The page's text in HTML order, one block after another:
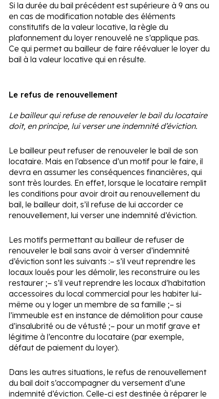
Si la durée du bail précédent est supérieure à 9 ans ou
en cas de modification notable des éléments
constitutifs de la valeur locative, la règle du
plafonnement du loyer renouvelé ne s’applique pas.
Ce qui permet au bailleur de faire réévaluer le loyer du
bail à la valeur locative qui en résulte.
Le refus de renouvellement
Le bailleur qui refuse de renouveler le bail du locataire
doit, en principe, lui verser une indemnité d’éviction.
Le bailleur peut refuser de renouveler le bail de son
locataire. Mais en l’absence d’un motif pour le faire, il
devra en assumer les conséquences financières, qui
sont très lourdes. En effet, lorsque le locataire remplit
les conditions pour avoir droit au renouvellement du
bail, le bailleur doit, s’il refuse de lui accorder ce
renouvellement, lui verser une indemnité d’éviction.
Les motifs permettant au bailleur de refuser de
renouveler le bail sans avoir à verser d’indemnité
d’éviction sont les suivants :– s’il veut reprendre les
locaux loués pour les démolir, les reconstruire ou les
restaurer ;– s’il veut reprendre les locaux d’habitation
accessoires du local commercial pour les habiter lui-
même ou y loger un membre de sa famille ;– si
l’immeuble est en instance de démolition pour cause
d’insalubrité ou de vétusté ;– pour un motif grave et
légitime à l’encontre du locataire (par exemple,
défaut de paiement du loyer).
Dans les autres situations, le refus de renouvellement
du bail doit s’accompagner du versement d’une
indemnité d’éviction. Celle-ci est destinée à réparer le